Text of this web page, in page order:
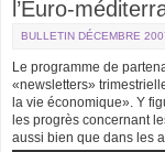
l’Euro-
BULLETIN DÉCEMBRE
Le programme de
«newsletters»
la vie économique». Y
les progrès concernant
aussi bien que dans les